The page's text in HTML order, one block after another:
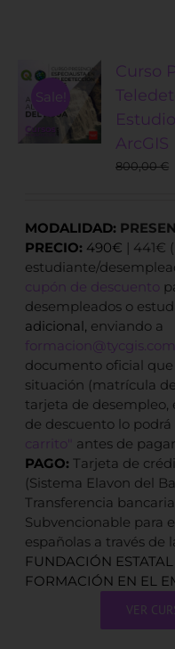
Sale!
Curso
ArcGIS
800,00€
MODALIDAD:
PRECIO: 490€ | 441€
estudiante/
cupón de descuento
desempleados o
adicional, enviando a
formacion@tycgis.com
documento oficial
situación (matrícula
tarjeta de desempleo,
de descuento lo
carrito" antes de
PAGO: Tarjeta de
(Sistema Elavon del
Transferencia
Subvencionable para
españolas a través de
FUNDACIÓN
FORMACIÓN EN EL
VER